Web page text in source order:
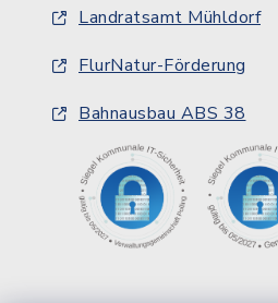
Landratsamt Mühldorf
FlurNatur-Förderung
Bahnausbau ABS 38